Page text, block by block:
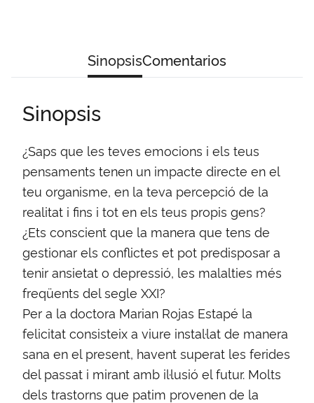
SinopsisComentarios
Sinopsis
¿Saps que les teves emocions i els teus
pensaments tenen un impacte directe en el
teu organisme, en la teva percepció de la
realitat i fins i tot en els teus propis gens?
¿Ets conscient que la manera que tens de
gestionar els conflictes et pot predisposar a
tenir ansietat o depressió, les malalties més
freqüents del segle XXI?
Per a la doctora Marian Rojas Estapé la
felicitat consisteix a viure instal·lat de manera
sana en el present, havent superat les ferides
del passat i mirant amb il·lusió el futur. Molts
dels trastorns que patim provenen de la